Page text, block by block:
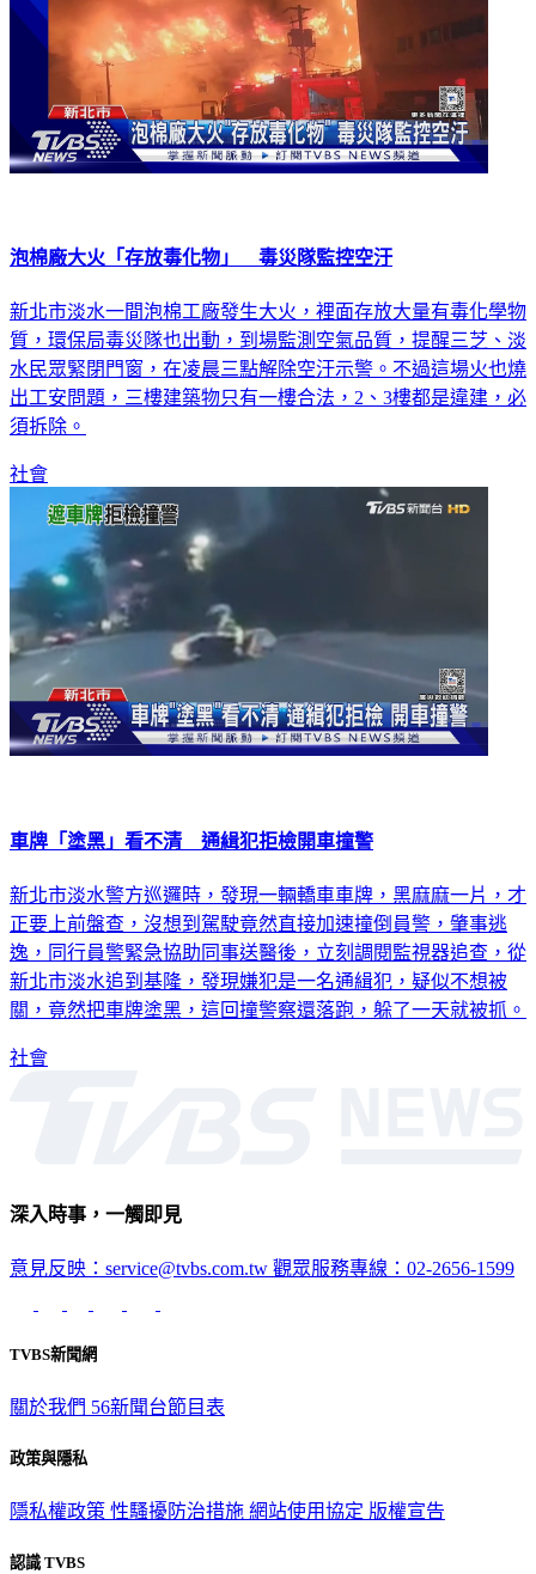
泡棉廠大火「存放毒化物」 毒災隊監控空汙
新北市淡水一間泡棉工廠發生大火，裡面存放大量有毒化學物
質，環保局毒災隊也出動，到場監測空氣品質，提醒三芝、淡
水民眾緊閉門窗，在凌晨三點解除空汙示警。不過這場火也燒
出工安問題，三樓建築物只有一樓合法，2、3樓都是違建，必
須拆除。
社會
車牌「塗黑」看不清 通緝犯拒檢開車撞警
新北市淡水警方巡邏時，發現一輛轎車車牌，黑麻麻一片，才
正要上前盤查，沒想到駕駛竟然直接加速撞倒員警，肇事逃
逸，同行員警緊急協助同事送醫後，立刻調閱監視器追查，從
新北市淡水追到基隆，發現嫌犯是一名通緝犯，疑似不想被
關，竟然把車牌塗黑，這回撞警察還落跑，躲了一天就被抓。
社會
深入時事，一觸即見
意見反映：service@tvbs.com.tw 觀眾服務專線：02-2656-1599
TVBS新聞網
關於我們 56新聞台節目表
政策與隱私
隱私權政策 性騷擾防治措施 網站使用協定 版權宣告
認識 TVBS